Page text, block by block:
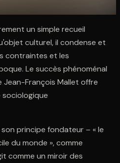
un simple recueil
culturel, il condense et
contraintes et les
Le succès phénoménal
Jean-François Mallet offre
sociologique
principe fondateur – « le
du monde », comme
comme un miroir des